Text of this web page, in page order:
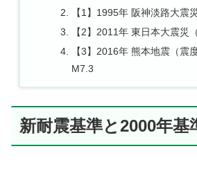
【1】1995年 阪神淡路大震
【2】2011年 東日本大震災
【3】2016年 熊本地震（震
M7.3
新耐震基準と2000年基